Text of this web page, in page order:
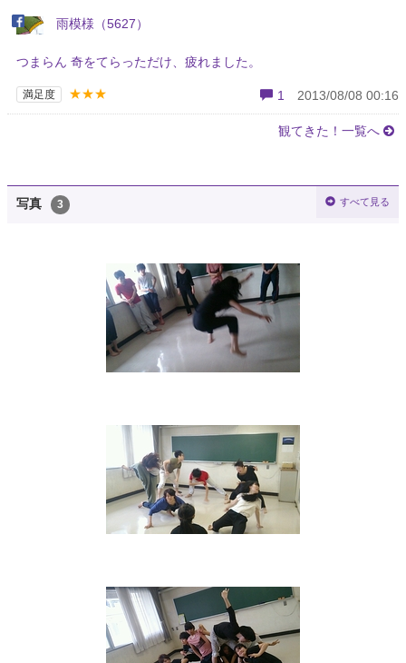
雨模様（5627）
つまらん 奇をてらっただけ、疲れました。
満足度 ★★★ 1 2013/08/08 00:16
観てきた！一覧へ
写真 3 すべて見る